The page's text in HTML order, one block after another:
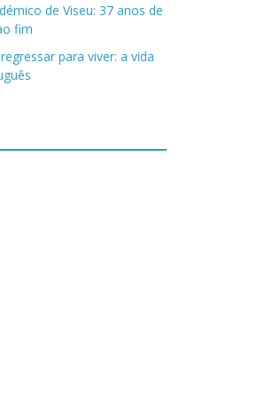
de Viseu: 37 anos de
fim
para viver: a vida